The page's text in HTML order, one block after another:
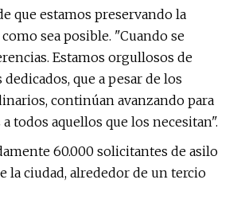
que estamos preservando la
sea posible. "Cuando se
Estamos orgullosos de
que a pesar de los
continúan avanzando para
todos aquellos que los necesitan".
60.000 solicitantes de asilo
la ciudad, alrededor de un tercio